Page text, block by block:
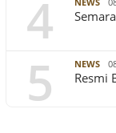
4
5 NEWS
Resmi